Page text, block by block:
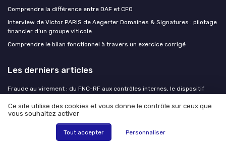
Comprendre la différence entre DAF et CFO
Interview de Victor PARIS de Aegerter Domaines & Signatures : pilotage
financier d’un groupe viticole
Comprendre le bilan fonctionnel à travers un exercice corrigé
Les derniers articles
Fraude au virement : du FNC-RF aux contrôles internes, le dispositif
Comment évaluer le prix d’un audit avec le cabinet Expertbiz Consulting
70 000 défaillances par an : le DAF qui ne pilote que le P&L joue à
Ce site utilise des cookies et vous donne le contrôle sur ceux que
vous souhaitez activer
Tout accepter Personnaliser